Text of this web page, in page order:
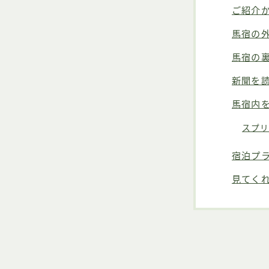
ご紹介
馬宿の
馬宿の
新聞を
馬宿内
スプ
宿泊プ
見てく